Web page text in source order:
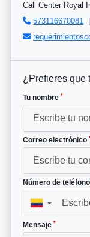
Call Center Royal
573116670081
¿Prefieres que
Tu nombre *
Correo electrónico
Número de teléfono
▼
Mensaje *